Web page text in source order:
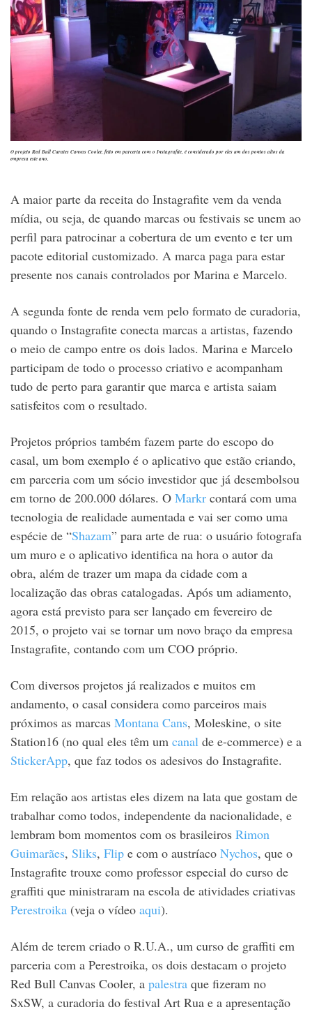
O projeto Red Bull Curates Canvas Cooler, feito em parceria com o Instagrafite, é considerado por eles um dos pontos altos da
empresa este ano.
A maior parte da receita do Instagrafite vem da venda
mídia, ou seja, de quando marcas ou festivais se unem ao
perfil para patrocinar a cobertura de um evento e ter um
pacote editorial customizado. A marca paga para estar
presente nos canais controlados por Marina e Marcelo.
A segunda fonte de renda vem pelo formato de curadoria,
quando o Instagrafite conecta marcas a artistas, fazendo
o meio de campo entre os dois lados. Marina e Marcelo
participam de todo o processo criativo e acompanham
tudo de perto para garantir que marca e artista saiam
satisfeitos com o resultado.
Projetos próprios também fazem parte do escopo do
casal, um bom exemplo é o aplicativo que estão criando,
em parceria com um sócio investidor que já desembolsou
em torno de 200.000 dólares. O Markr contará com uma
tecnologia de realidade aumentada e vai ser como uma
espécie de “Shazam” para arte de rua: o usuário fotografa
um muro e o aplicativo identifica na hora o autor da
obra, além de trazer um mapa da cidade com a
localização das obras catalogadas. Após um adiamento,
agora está previsto para ser lançado em fevereiro de
2015, o projeto vai se tornar um novo braço da empresa
Instagrafite, contando com um COO próprio.
Com diversos projetos já realizados e muitos em
andamento, o casal considera como parceiros mais
próximos as marcas Montana Cans, Moleskine, o site
Station16 (no qual eles têm um canal de e-commerce) e a
StickerApp, que faz todos os adesivos do Instagrafite.
Em relação aos artistas eles dizem na lata que gostam de
trabalhar como todos, independente da nacionalidade, e
lembram bom momentos com os brasileiros Rimon
Guimarães, Sliks, Flip e com o austríaco Nychos, que o
Instagrafite trouxe como professor especial do curso de
graffiti que ministraram na escola de atividades criativas
Perestroika (veja o vídeo aqui).
Além de terem criado o R.U.A., um curso de graffiti em
parceria com a Perestroika, os dois destacam o projeto
Red Bull Canvas Cooler, a palestra que fizeram no
SxSW, a curadoria do festival Art Rua e a apresentação